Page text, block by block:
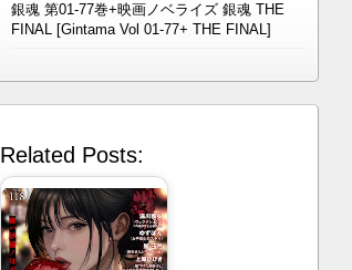
銀魂 第01-77巻+映画ノベライズ 銀魂 THE
FINAL [Gintama Vol 01-77+ THE FINAL]
Related Posts: